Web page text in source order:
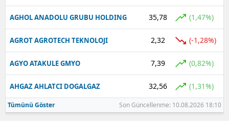
AGHOL ANADOLU GRUBU HOLDING 35,78 (1,47%)
AGROT AGROTECH TEKNOLOJI 2,32 (-1,28%)
AGYO ATAKULE GMYO 7,39 (0,82%)
AHGAZ AHLATCI DOGALGAZ 32,56 (1,31%)
Tümünü Göster Son Güncellenme: 10.08.2026 18:10